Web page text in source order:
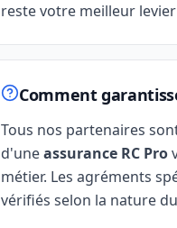
reste votre meilleur
Comment
Tous nos partenaires
d'uneassurance RC Pro
métier. Les agréments
vérifiés selon la nature